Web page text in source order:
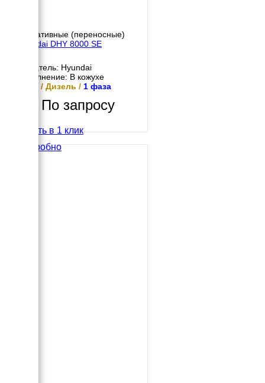
Портативные (переносные)
Hyundai DHY 8000 SE
Двигатель: Hyundai
Исполнение: В кожухе
5 кВт / Дизель / 1 фаза
По запросу
Купить в 1 клик
Подробно